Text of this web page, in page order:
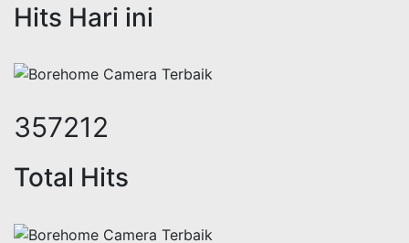
Hits Hari ini
439755
Total Hits